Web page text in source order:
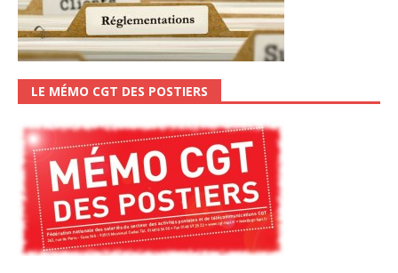
LE MÉMO CGT DES POSTIERS